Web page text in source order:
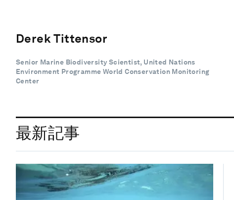
Derek Tittensor
Senior Marine Biodiversity Scientist, United Nations
Environment Programme World Conservation Monitoring
Center
最新記事